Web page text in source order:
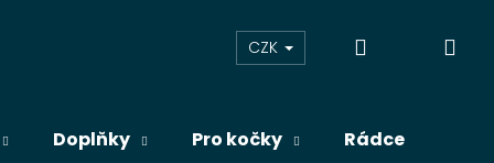
Doplňky Pro kočky Rádce
CZK Přihlášení